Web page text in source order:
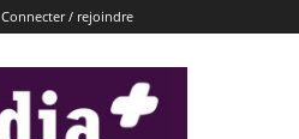
Connecter / rejoindre